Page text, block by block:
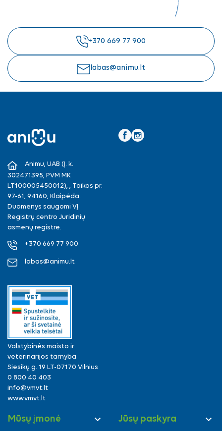
+370 669 77 900
labas@animu.lt
Animu, UAB (Į. k.
302471395, PVM MK
LT100005450012), , Taikos pr.
97-61, 94160, Klaipėda.
Duomenys saugomi VĮ
Registrų centro Juridinių
asmenų registre.
+370 669 77 900
labas@animu.lt
Valstybinės maisto ir
veterinarijos tarnyba
Siesikų g. 19 LT-07170 Vilnius
0 800 40 403
info@vmvt.lt
www.vmvt.lt
Mūsų įmonė  Jūsų paskyra 